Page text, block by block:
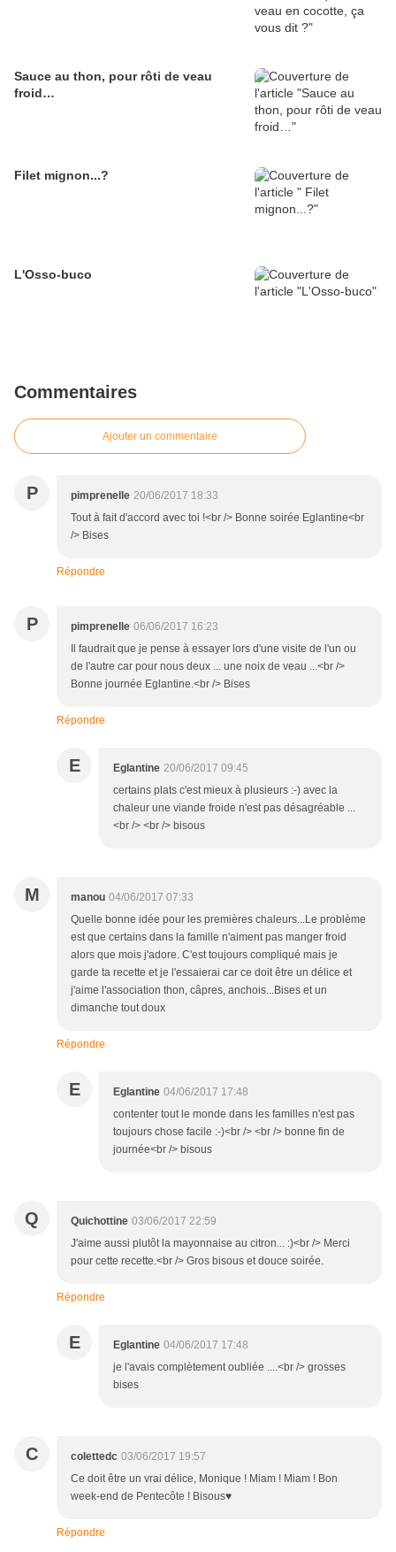
Sauce au thon, pour rôti de veau
froid…
Filet mignon...?
L'Osso-buco
Commentaires
Ajouter un commentaire
P pimprenelle 20/06/2017 18:33
Tout à fait d'accord avec toi !<br /> Bonne soirée Eglantine<br
/> Bises
Répondre
P pimprenelle 06/06/2017 16:23
Il faudrait que je pense à essayer lors d'une visite de l'un ou
de l'autre car pour nous deux ... une noix de veau ...<br />
Bonne journée Eglantine.<br /> Bises
Répondre
E Eglantine 20/06/2017 09:45
certains plats c'est mieux à plusieurs :-) avec la
chaleur une viande froide n'est pas désagréable ...
<br /> <br /> bisous
M manou 04/06/2017 07:33
Quelle bonne idée pour les premières chaleurs...Le problème
est que certains dans la famille n'aiment pas manger froid
alors que mois j'adore. C'est toujours compliqué mais je
garde ta recette et je l'essaierai car ce doit être un délice et
j'aime l'association thon, câpres, anchois...Bises et un
dimanche tout doux
Répondre
E Eglantine 04/06/2017 17:48
contenter tout le monde dans les familles n'est pas
toujours chose facile :-)<br /> <br /> bonne fin de
journée<br /> bisous
Q Quichottine 03/06/2017 22:59
J'aime aussi plutôt la mayonnaise au citron... :)<br /> Merci
pour cette recette.<br /> Gros bisous et douce soirée.
Répondre
E Eglantine 04/06/2017 17:48
je l'avais complètement oubliée ....<br /> grosses
bises
C colettedc 03/06/2017 19:57
Ce doit être un vrai délice, Monique ! Miam ! Miam ! Bon
week-end de Pentecôte ! Bisous♥
Répondre